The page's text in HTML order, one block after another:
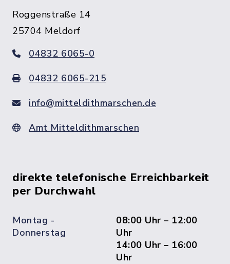
Roggenstraße 14
25704 Meldorf
04832 6065-0
04832 6065-215
info@mitteldithmarschen.de
Amt Mitteldithmarschen
direkte telefonische Erreichbarkeit
per Durchwahl
Montag -
Donnerstag
08:00 Uhr – 12:00
Uhr
14:00 Uhr – 16:00
Uhr